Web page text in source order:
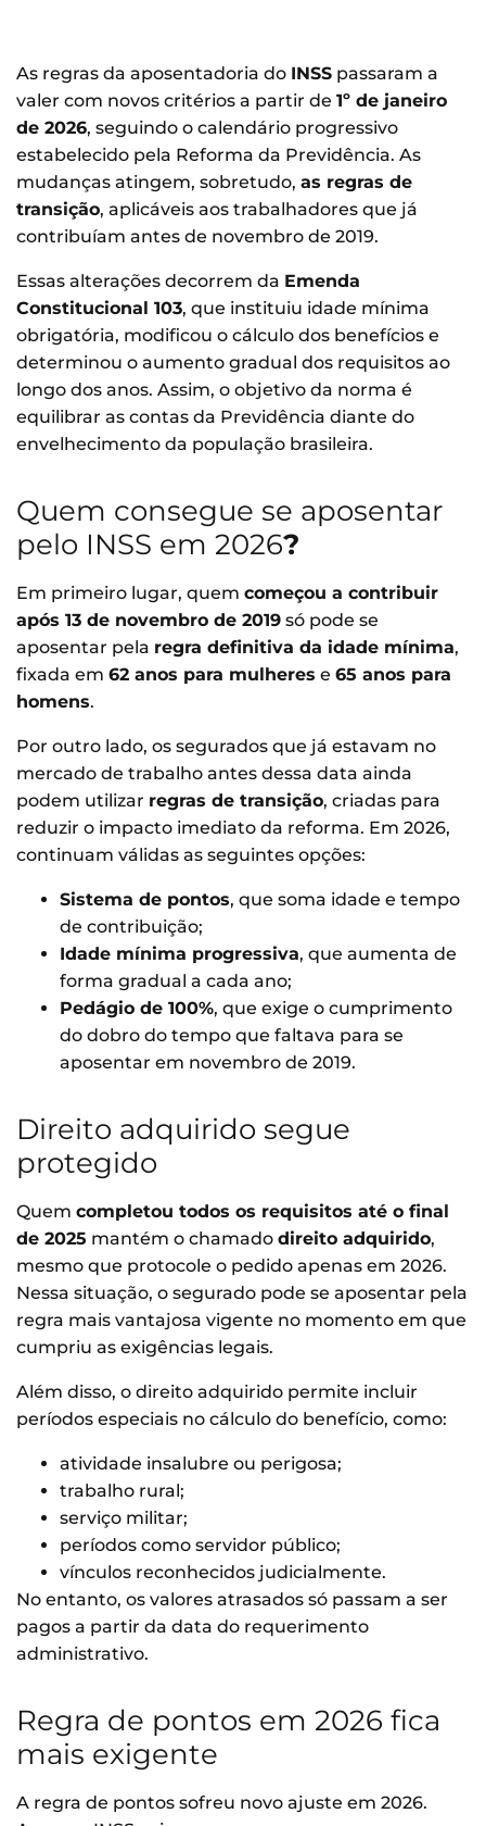
As regras da aposentadoria do INSS passaram a
valer com novos critérios a partir de 1º de janeiro
de 2026, seguindo o calendário progressivo
estabelecido pela Reforma da Previdência. As
mudanças atingem, sobretudo, as regras de
transição, aplicáveis aos trabalhadores que já
contribuíam antes de novembro de 2019.
Essas alterações decorrem da Emenda
Constitucional 103, que instituiu idade mínima
obrigatória, modificou o cálculo dos benefícios e
determinou o aumento gradual dos requisitos ao
longo dos anos. Assim, o objetivo da norma é
equilibrar as contas da Previdência diante do
envelhecimento da população brasileira.
Quem consegue se aposentar
pelo INSS em 2026?
Em primeiro lugar, quem começou a contribuir
após 13 de novembro de 2019 só pode se
aposentar pela regra definitiva da idade mínima,
fixada em 62 anos para mulheres e 65 anos para
homens.
Por outro lado, os segurados que já estavam no
mercado de trabalho antes dessa data ainda
podem utilizar regras de transição, criadas para
reduzir o impacto imediato da reforma. Em 2026,
continuam válidas as seguintes opções:
Sistema de pontos, que soma idade e tempo
de contribuição;
Idade mínima progressiva, que aumenta de
forma gradual a cada ano;
Pedágio de 100%, que exige o cumprimento
do dobro do tempo que faltava para se
aposentar em novembro de 2019.
Direito adquirido segue
protegido
Quem completou todos os requisitos até o final
de 2025 mantém o chamado direito adquirido,
mesmo que protocole o pedido apenas em 2026.
Nessa situação, o segurado pode se aposentar pela
regra mais vantajosa vigente no momento em que
cumpriu as exigências legais.
Além disso, o direito adquirido permite incluir
períodos especiais no cálculo do benefício, como:
atividade insalubre ou perigosa;
trabalho rural;
serviço militar;
períodos como servidor público;
vínculos reconhecidos judicialmente.
No entanto, os valores atrasados só passam a ser
pagos a partir da data do requerimento
administrativo.
Regra de pontos em 2026 fica
mais exigente
A regra de pontos sofreu novo ajuste em 2026.